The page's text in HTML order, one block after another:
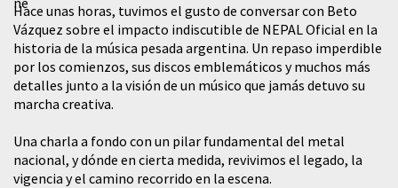
Hace unas horas, tuvimos el gusto de conversar con Beto
Vázquez sobre el impacto indiscutible de NEPAL Oficial en la
historia de la música pesada argentina. Un repaso imperdible
por los comienzos, sus discos emblemáticos y muchos más
detalles junto a la visión de un músico que jamás detuvo su
marcha creativa.
​Una charla a fondo con un pilar fundamental del metal
nacional, y dónde en cierta medida, revivimos el legado, la
vigencia y el camino recorrido en la escena.